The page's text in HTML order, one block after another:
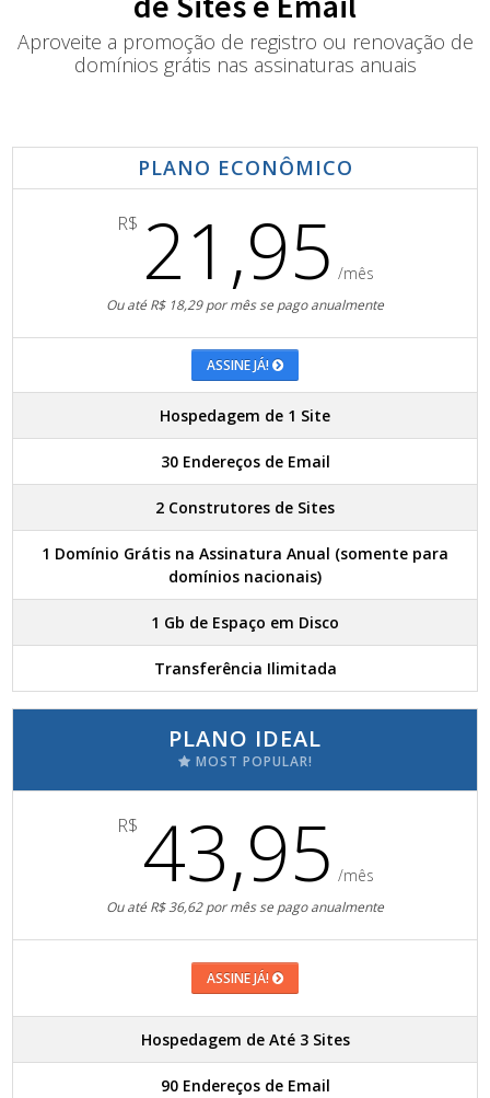
Aproveite a promoção de registro ou renovação de
domínios grátis nas assinaturas anuais
PLANO ECONÔMICO
R$ 21,95 /mês
Ou até R$ 18,29 por mês se pago anualmente
ASSINE JÁ!
Hospedagem de 1 Site
30 Endereços de Email
2 Construtores de Sites
1 Domínio Grátis na Assinatura Anual (somente para
domínios nacionais)
1 Gb de Espaço em Disco
Transferência Ilimitada
PLANO IDEAL
MOST POPULAR!
R$ 43,95 /mês
Ou até R$ 36,62 por mês se pago anualmente
ASSINE JÁ!
Hospedagem de Até 3 Sites
90 Endereços de Email